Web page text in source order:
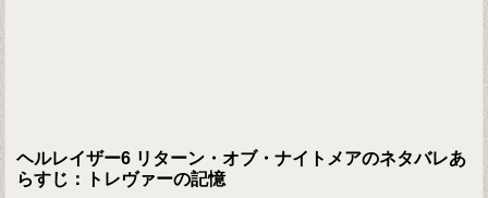
ヘルレイザー6 リターン・オブ・ナイトメアのネタバレあ
らすじ：トレヴァーの記憶